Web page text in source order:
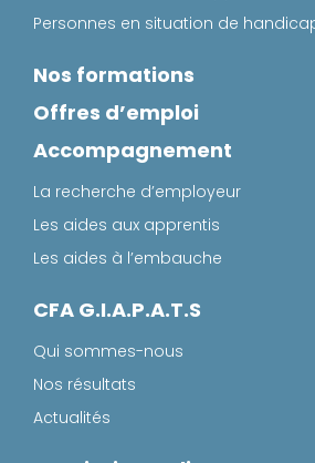
Personnes en situation de
Nos formations
Offres d’emploi
Accompagnement
La recherche d’employeur
Les aides aux apprentis
Les aides à l’embauche
CFA G.I.A.P.A.T.S
Qui sommes-nous
Nos résultats
Actualités